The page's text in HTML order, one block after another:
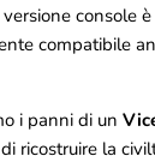
console
compatibile
i panni di un
ricostruire la